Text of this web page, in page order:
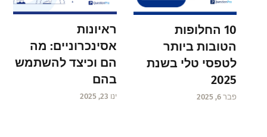
10 החלופות
הטובות ביותר
לטפסי טלי בשנת
2025
פבר 6, 2025
ראיונות
אסינכרוניים: מה
הם וכיצד להשתמש
בהם
ינו 23, 2025